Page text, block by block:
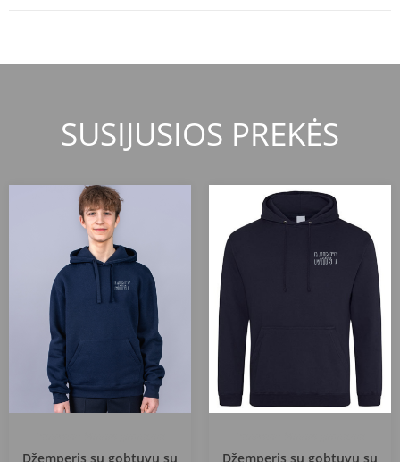
SUSIJUSIOS PREKĖS
Džemperis su gobtuvu su
Džemperis su gobtuvu su